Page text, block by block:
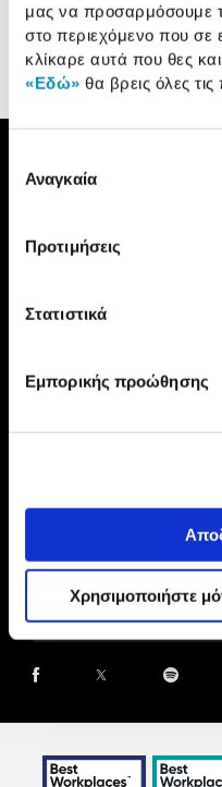
μας να προσαρμόσουμε
στο περιεχόμενο που σε
κλίκαρε αυτά που θες
«Εδώ» θα βρεις όλες
συγκατάθεσης
Αναγκαία
Προτιμήσεις
Στατιστικά
Εμπορικής προώθησης
Χρησιμοποιήστε
Η ΕΤΑΙΡΕΙΑ
ONLINE ΑΓΟΡΕΣ
Face